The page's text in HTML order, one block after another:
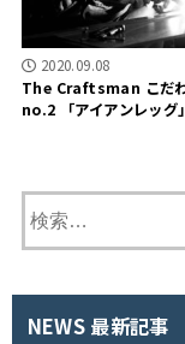
2020.09.08
The Craftsman こだ
no.2 「アイアンレッグ」
NEWS 最新記事